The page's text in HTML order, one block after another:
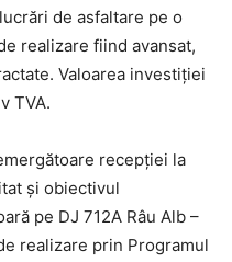
de asfaltare pe o
realizare fiind avansat,
Valoarea investiției
TVA.
recepției la
și obiectivul
pe DJ 712A Râu Alb –
realizare prin Programul